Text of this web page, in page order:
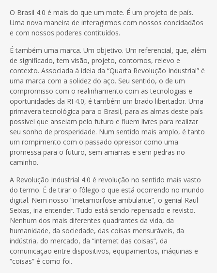
O Brasil 4.0 é mais do que um mote. É um projeto de país.
Uma nova maneira de interagirmos com nossos concidadãos
e com nossos poderes contituídos.
É também uma marca. Um objetivo. Um referencial, que, além
de significado, tem visão, projeto, contornos, relevo e
contexto. Associada à ideia da “Quarta Revolução Industrial” é
uma marca com a solidez do aço. Seu sentido, o de um
compromisso com o realinhamento com as tecnologias e
oportunidades da RI 4.0, é também um brado libertador. Uma
primavera tecnológica para o Brasil, para as almas deste país
possível que anseiam pelo futuro e fluem livres para realizar
seu sonho de prosperidade. Num sentido mais amplo, é tanto
um rompimento com o passado opressor como uma
promessa para o futuro, sem amarras e sem pedras no
caminho.
A Revolução Industrial 4.0 é revolução no sentido mais vasto
do termo. É de tirar o fôlego o que está ocorrendo no mundo
digital. Nem nosso “metamorfose ambulante”, o genial Raul
Seixas, iria entender. Tudo está sendo repensado e revisto.
Nenhum dos mais diferentes quadrantes da vida, da
humanidade, da sociedade, das coisas mensuráveis, da
indústria, do mercado, da “internet das coisas”, da
comunicação entre dispositivos, equipamentos, máquinas e
“coisas” é como foi.